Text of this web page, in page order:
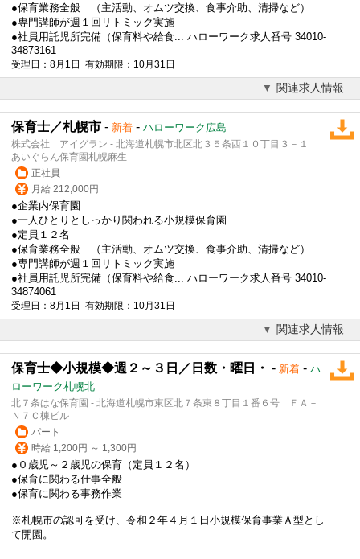
●保育業務全般 （主活動、オムツ交換、食事介助、清掃など）
●専門講師が週１回リトミック実施
●社員用託児所完備（保育料や給食... ハローワーク求人番号 34010-
34873161
受理日：8月1日 有効期限：10月31日
関連求人情報
保育士／札幌市 - 新着 - ハローワーク広島
株式会社 アイグラン - 北海道札幌市北区北３５条西１０丁目３－１
あいぐらん保育園札幌麻生
正社員
月給 212,000円
●企業内保育園
●一人ひとりとしっかり関われる小規模保育園
●定員１２名
●保育業務全般 （主活動、オムツ交換、食事介助、清掃など）
●専門講師が週１回リトミック実施
●社員用託児所完備（保育料や給食... ハローワーク求人番号 34010-
34874061
受理日：8月1日 有効期限：10月31日
関連求人情報
保育士◆小規模◆週２～３日／日数・曜日・ - 新着 - ハ
ローワーク札幌北
北７条はな保育園 - 北海道札幌市東区北７条東８丁目１番６号 ＦＡ－
Ｎ７Ｃ棟ビル
パート
時給 1,200円 ～ 1,300円
●０歳児～２歳児の保育（定員１２名）
●保育に関わる仕事全般
●保育に関わる事務作業
※札幌市の認可を受け、令和２年４月１日小規模保育事業Ａ型とし
て開園。